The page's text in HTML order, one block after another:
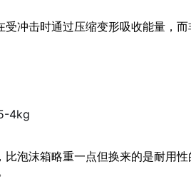
受冲击时通过压缩变形吸收能量，
4kg
比泡沫箱略重一点但换来的是耐用